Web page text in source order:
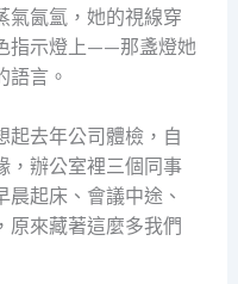
氣氤氳，她的視線穿
指示燈上——那盞燈她
語言。
起去年公司體檢，自
，辦公室裡三個同事
起床、會議中途、
原來藏著這麼多我們